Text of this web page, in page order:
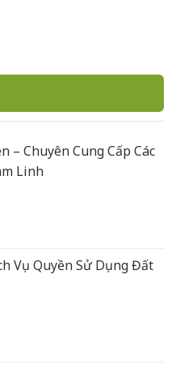
– Chuyên Cung Cấp Các
Linh
Vụ Quyền Sử Dụng Đất